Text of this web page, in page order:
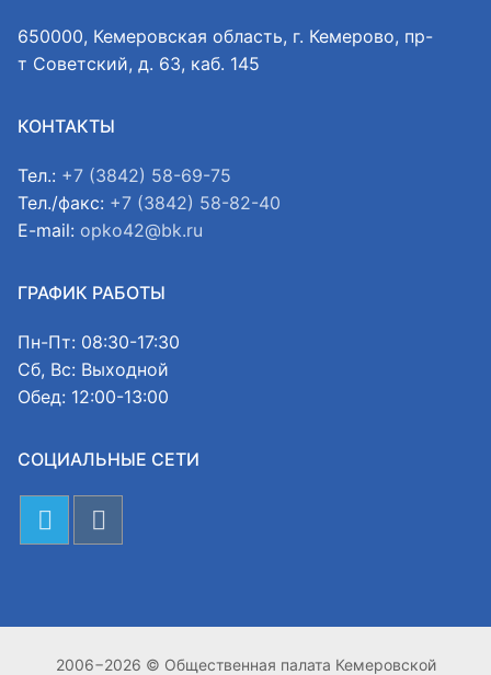
650000, Кемеровская область, г. Кемерово, пр-
т Советский, д. 63, каб. 145
КОНТАКТЫ
Тел.: +7 (3842) 58-69-75
Тел./факс: +7 (3842) 58-82-40
E-mail: opko42@bk.ru
ГРАФИК РАБОТЫ
Пн-Пт: 08:30-17:30
Сб, Вс: Выходной
Обед: 12:00-13:00
СОЦИАЛЬНЫЕ СЕТИ
2006−2026 © Общественная палата Кемеровской